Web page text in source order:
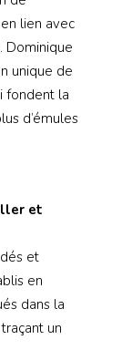
lien avec
Dominique
unique de
fondent la
d’émules
et
et
en
dans la
un